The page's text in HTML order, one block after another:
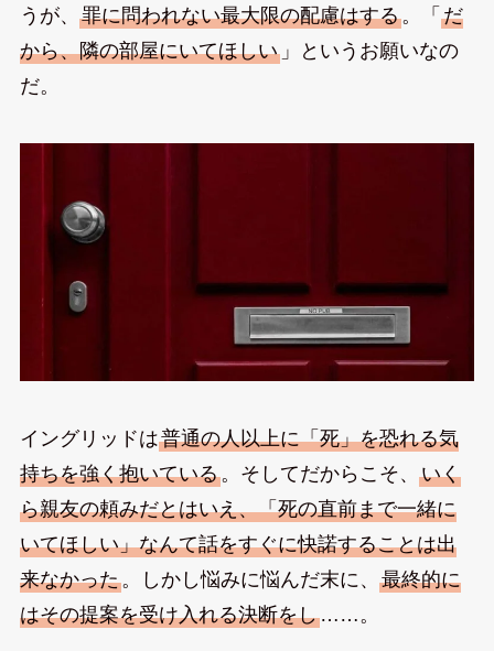
うが、 罪に問われない最大限の配慮はする。「 だ
から、隣の部屋にいてほしい」というお願いなの
だ。
イングリッドは普通の人以上に「死」を恐れる気
持ちを強く抱いている。そしてだからこそ、 いく
ら親友の頼みだとはいえ、「死の直前まで一緒に
いてほしい」なんて話をすぐに快諾することは出
来なかった。しかし悩みに悩んだ末に、 最終的に
はその提案を受け入れる決断をし……。